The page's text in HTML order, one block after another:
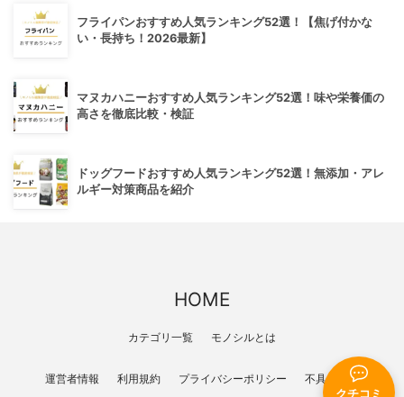
クチコミ
フライパンおすすめ人気ランキング52選！【焦げ付かな
い・長持ち！2026最新】
マヌカハニーおすすめ人気ランキング52選！味や栄養価の
高さを徹底比較・検証
ドッグフードおすすめ人気ランキング52選！無添加・アレ
ルギー対策商品を紹介
HOME
カテゴリ一覧 モノシルとは
運営者情報 利用規約 プライバシーポリシー 不具合報告